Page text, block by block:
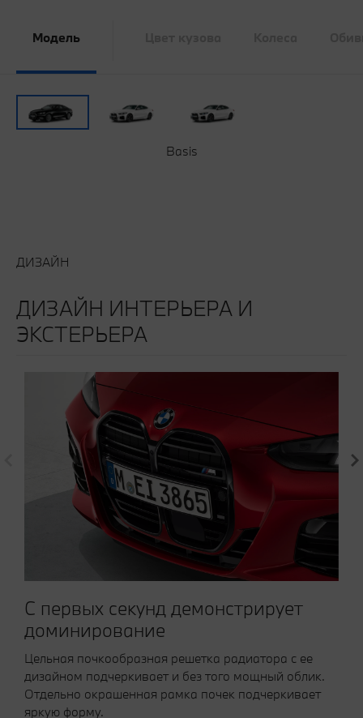
Модель
Basis
ДИЗАЙН
ДИЗАЙН ИНТЕРЬЕРА И
ЭКСТЕРЬЕРА
С первых секунд демонстрирует
доминирование
Цельная почкообразная решетка радиатора с ее
дизайном подчеркивает и без того мощный облик.
Отдельно окрашенная рамка почек подчеркивает
яркую форму.